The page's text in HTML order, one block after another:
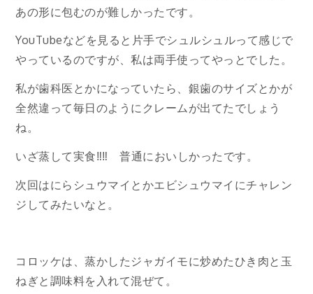
あの形に包むのが難しかったです。
YouTubeなどを見ると片手でシュルシュルって感じで
やっているのですが、私は両手使ってやっとでした。
私が歯科医とかになっていたら、銀歯のサイズとかが
全然違って毎日のようにクレームが出てたでしょう
ね。
いざ蒸して実食‼‼ 普通においしかったです。
次回はにらシュウマイとかエビシュウマイにチャレン
ジしてみたいなと。
コロッケは、蒸かしたジャガイモに炒めたひき肉と玉
ねぎと調味料を入れて混ぜて。